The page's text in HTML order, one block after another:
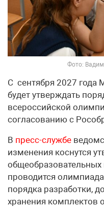
Фото:
С сентября 2027 года
будет утверждать
всероссийской
согласованию с
В пресс-службе
изменения коснутся
проводится
порядка разработки,
хранения комплектов